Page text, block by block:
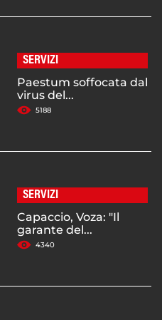
SERVIZI
Paestum soffocata dal
virus del...
5188
SERVIZI
Capaccio, Voza: "Il
garante del...
4340